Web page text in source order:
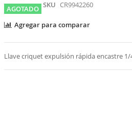
AGOTADO SKU CR9942260
Agregar para comparar
Llave criquet expulsión rápida encastre 1/